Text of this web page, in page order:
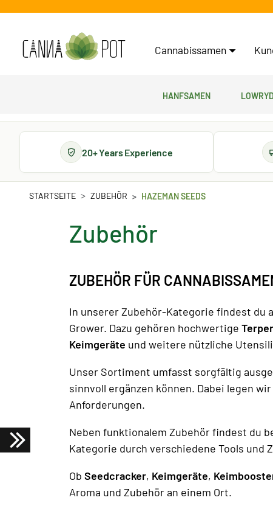
Cannabissamen
Hanfsamen
20+ Years Experience
STARTSEITE ZUBEHÖR HAZEMAN SEEDS
Zubehör
ZUBEHÖR FÜR
In unserer Zubehör-Kategorie findest du
Grower. Dazu gehören hochwertige
Keimgeräte und weitere nützliche
Unser Sortiment umfasst sorgfältig
sinnvoll ergänzen können. Dabei legen
Anforderungen.
Neben funktionalem Zubehör findest du
Kategorie durch verschiedene Tools und
Ob Seedcracker, Keimgeräte,
Aroma und Zubehör an einem Ort.